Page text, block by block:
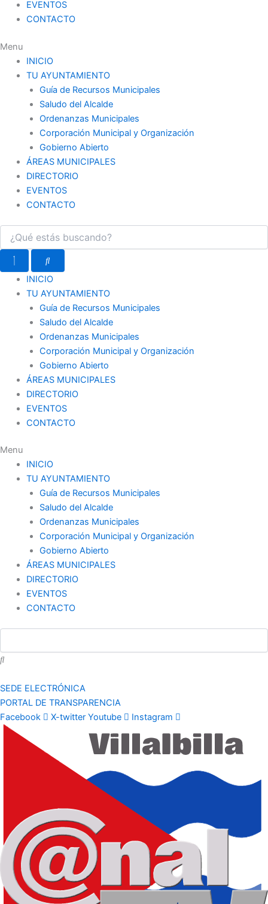
EVENTOS
CONTACTO
Menu
INICIO
TU AYUNTAMIENTO
Guía de Recursos Municipales
Saludo del Alcalde
Ordenanzas Municipales
Corporación Municipal y Organización
Gobierno Abierto
ÁREAS MUNICIPALES
DIRECTORIO
EVENTOS
CONTACTO
INICIO
TU AYUNTAMIENTO
Guía de Recursos Municipales
Saludo del Alcalde
Ordenanzas Municipales
Corporación Municipal y Organización
Gobierno Abierto
ÁREAS MUNICIPALES
DIRECTORIO
EVENTOS
CONTACTO
Menu
INICIO
TU AYUNTAMIENTO
Guía de Recursos Municipales
Saludo del Alcalde
Ordenanzas Municipales
Corporación Municipal y Organización
Gobierno Abierto
ÁREAS MUNICIPALES
DIRECTORIO
EVENTOS
CONTACTO
SEDE ELECTRÓNICA
PORTAL DE TRANSPARENCIA
Facebook
X-twitter Youtube Instagram